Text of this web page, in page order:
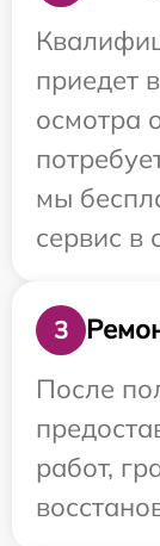
приедет
осмотра
мы
сервис в
3
После
работ,